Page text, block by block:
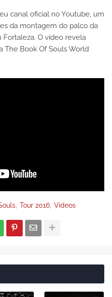
canal oficial no Youtube, um
da montagem do palco da
Fortaleza. O vídeo revela
The Book Of Souls World
Tour 2016 Videos